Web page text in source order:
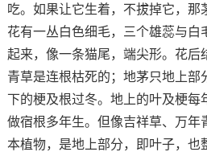
吃。如果让它生着，不拔掉它，那
花有一丛白色细毛，三个雄蕊与白
起来，像一条猫尾，端尖形。花后
青草是连根枯死的；地茅只地上部
下的梗及根过冬。地上的叶及梗每
做宿根多年生。但像吉祥草、万年
本植物，是地上部分，即叶子，也